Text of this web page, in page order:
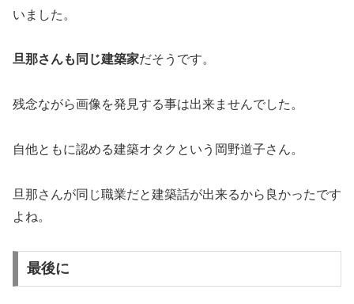
いました。
旦那さんも同じ建築家だそうです。
残念ながら画像を発見する事は出来ませんでした。
自他ともに認める建築オタクという岡野道子さん。
旦那さんが同じ職業だと建築話が出来るから良かったです
よね。
最後に